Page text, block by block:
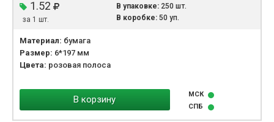
1.52
за 1 шт.
В упаковке:250 шт.
В коробке:50 уп.
Материал: бумага
Размер: 6*197 мм
Цвета: розовая полоса
В корзину
МСК
СПБ